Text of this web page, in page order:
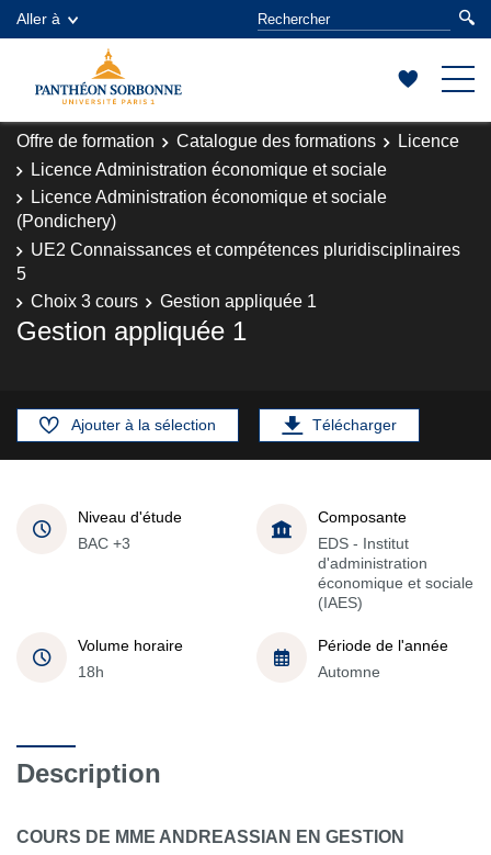
Aller à
Offre de formation Catalogue des formations
Licence
Licence Administration économique et sociale
Licence Administration économique et sociale
(Pondichery)
UE2 Connaissances et compétences pluridisciplinaires
5
Choix 3 cours
Gestion appliquée 1
Gestion appliquée 1
Ajouter à la sélection Télécharger
Niveau d'étude
BAC +3
Composante
EDS - Institut
d'administration
économique et sociale
(IAES)
Volume horaire
18h
Période de l'année
Automne
Description
COURS DE MME ANDREASSIAN EN GESTION